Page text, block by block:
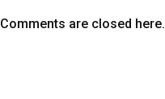
Comments are closed here.